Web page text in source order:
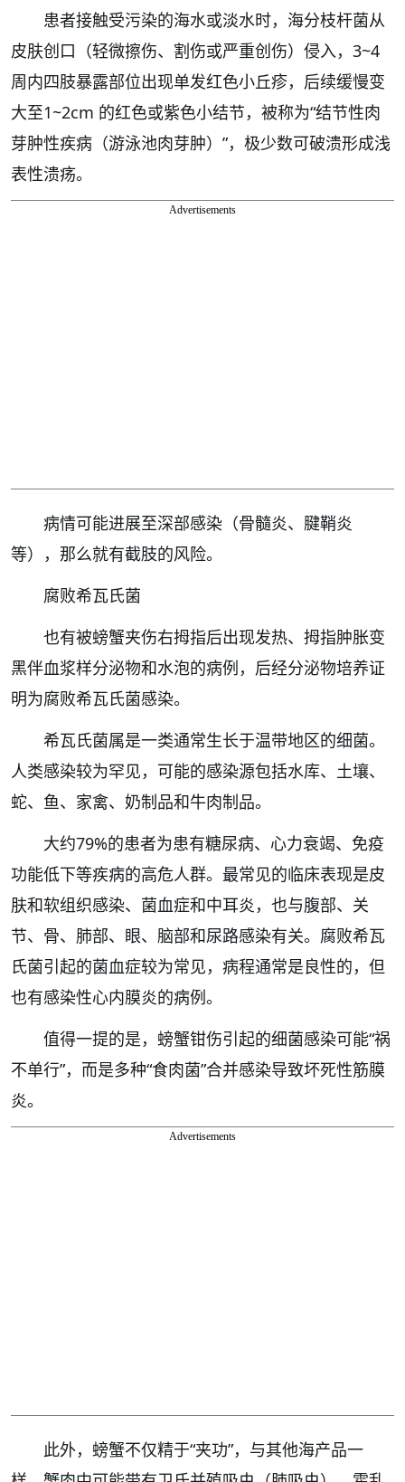
患者接触受污染的海水或淡水时，海分枝杆菌从
皮肤创口（轻微擦伤、割伤或严重创伤）侵入，3~4
周内四肢暴露部位出现单发红色小丘疹，后续缓慢变
大至1~2cm 的红色或紫色小结节，被称为“结节性肉
芽肿性疾病（游泳池肉芽肿）”，极少数可破溃形成浅
表性溃疡。
Advertisements
病情可能进展至深部感染（骨髓炎、腱鞘炎
等），那么就有截肢的风险。
腐败希瓦氏菌
也有被螃蟹夹伤右拇指后出现发热、拇指肿胀变
黑伴血浆样分泌物和水泡的病例，后经分泌物培养证
明为腐败希瓦氏菌感染。
希瓦氏菌属是一类通常生长于温带地区的细菌。
人类感染较为罕见，可能的感染源包括水库、土壤、
蛇、鱼、家禽、奶制品和牛肉制品。
大约79%的患者为患有糖尿病、心力衰竭、免疫
功能低下等疾病的高危人群。最常见的临床表现是皮
肤和软组织感染、菌血症和中耳炎，也与腹部、关
节、骨、肺部、眼、脑部和尿路感染有关。腐败希瓦
氏菌引起的菌血症较为常见，病程通常是良性的，但
也有感染性心内膜炎的病例。
值得一提的是，螃蟹钳伤引起的细菌感染可能“祸
不单行”，而是多种“食肉菌”合并感染导致坏死性筋膜
炎。
Advertisements
此外，螃蟹不仅精于“夹功”，与其他海产品一